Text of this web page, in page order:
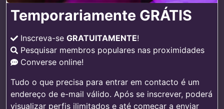
Temporariamente GRÁTIS
Inscreva-se GRATUITAMENTE!
Pesquisar membros populares nas proximidades
Converse online!
Tudo o que precisa para entrar em contacto é um
endereço de e-mail válido. Após se inscrever, poderá
visualizar perfis ilimitados e até começar a enviar